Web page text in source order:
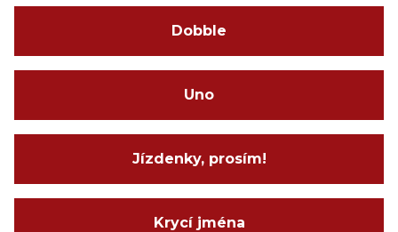
Dobble
Uno
Jízdenky, prosím!
Krycí jména